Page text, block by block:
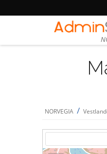
NORVEGIA /